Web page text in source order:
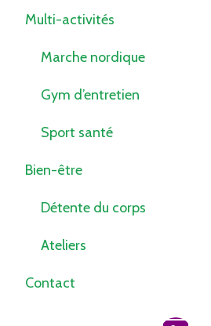
Multi-activités
Marche nordique
Gym d’entretien
Sport santé
Bien-être
Détente du corps
Ateliers
Contact